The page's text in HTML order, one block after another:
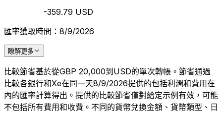
-359.79 USD
匯率獲取時間：8/9/2026
瞭解更多
比較節省基於從GBP 20,000到USD的單次轉帳。節省通過
比較各銀行和Xe在同一天8/9/2026提供的包括利潤和費用在
內的匯率計算得出。提供的比較節省僅對給定示例有效，可能
不包括所有費用和收費。不同的貨幣兌換金額、貨幣類型、日